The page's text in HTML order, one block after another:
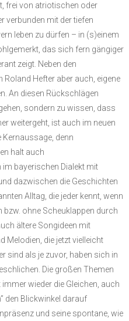
frei von atriotischen oder
verbunden mit der tiefen
leben zu dürfen – in (s)einem
das sich fern gängiger
zeigt. Neben den
Roland Hefter aber auch, eigene
An diesen Rückschlägen
sondern zu wissen, dass
weitergeht, ist auch im neuen
denn
halt auch
im bayerischen Dialekt mit
dazwischen die Geschichten
Alltag, die jeder kennt, wenn
bzw. ohne Scheuklappen durch
ältere Songideen mit
Melodien, die jetzt vielleicht
sind als je zuvor, haben sich in
Die großen Themen
wieder die Gleichen, auch
den Blickwinkel darauf
und seine spontane, wie